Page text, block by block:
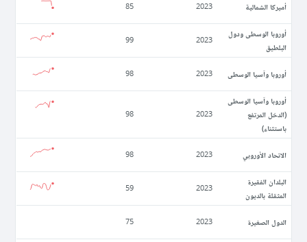
أميركا الشمالية 2023
85
أوروبا الوسطى ودول
البلطيق
2023
99
أوروبا وآسيا الوسطى 2023
98
أوروبا وآسيا الوسطى
(الدخل المرتفع
باستثناء)
2023
98
الاتحاد الأوروبي 2023
98
البلدان الفقيرة
المثقلة بالديون
2023
59
الدول الصغيرة 2023
75